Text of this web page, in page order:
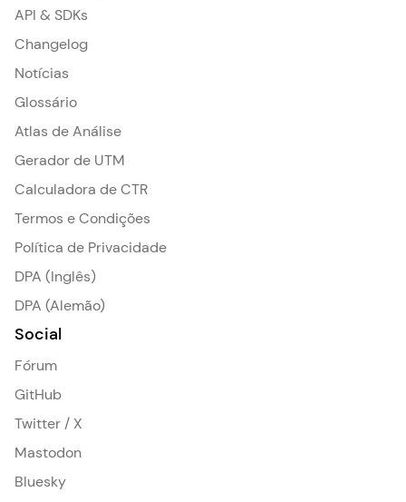
API & SDKs
Changelog
Notícias
Glossário
Atlas de Análise
Gerador de UTM
Calculadora de CTR
Termos e Condições
Política de Privacidade
DPA (Inglês)
DPA (Alemão)
Social
Fórum
GitHub
Twitter / X
Mastodon
Bluesky